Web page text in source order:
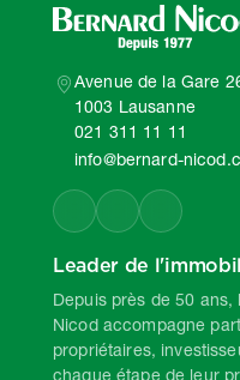
Avenue de la Gare
1003 Lausanne
021 311 11 11
info@bernard-
Leader de
Depuis près de 50
Nicod accompagne
propriétaires,
chaque étape de leur